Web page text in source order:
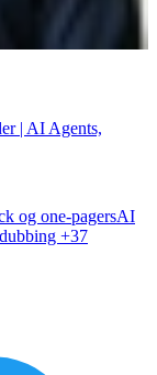
| AI Agents,
og one-pagersAI
+37